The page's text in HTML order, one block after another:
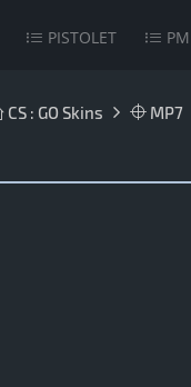
PISTOLET PM
CS : GO Skins MP7